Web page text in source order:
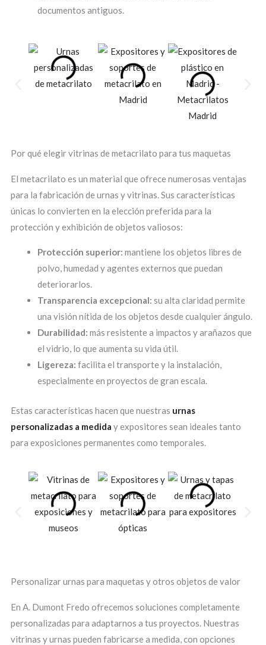
documentos antiguos.
Por qué elegir vitrinas de metacrilato para tus maquetas
El metacrilato es un material que ofrece numerosas ventajas
para la fabricación de urnas y vitrinas. Sus características
únicas lo convierten en la elección preferida para la
protección y exhibición de objetos valiosos:
Protección superior: mantiene los objetos libres de
polvo, humedad y agentes externos que puedan
deteriorarlos.
Transparencia excepcional: su alta claridad permite
una visión nítida de los objetos desde cualquier ángulo.
Durabilidad: más resistente a impactos y arañazos que
el vidrio, lo que aumenta su vida útil.
Ligereza: facilita el transporte y la instalación,
especialmente en proyectos de gran escala.
Estas características hacen que nuestras urnas
personalizadas a medida y expositores sean ideales tanto
para exposiciones permanentes como temporales.
Personalizar urnas para maquetas y otros objetos de valor
En A. Dumont Fredo ofrecemos soluciones completamente
personalizadas para adaptarnos a tus proyectos. Nuestras
vitrinas y urnas pueden fabricarse a medida, con opciones